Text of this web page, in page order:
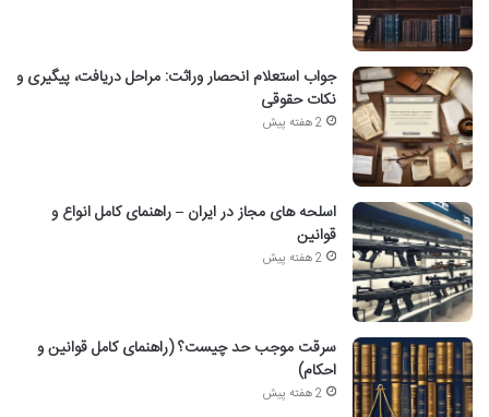
جواب استعلام انحصار وراثت: مراحل دریافت، پیگیری و
نکات حقوقی
2 هفته پیش
اسلحه های مجاز در ایران – راهنمای کامل انواع و
قوانین
2 هفته پیش
سرقت موجب حد چیست؟ (راهنمای کامل قوانین و
احکام)
2 هفته پیش